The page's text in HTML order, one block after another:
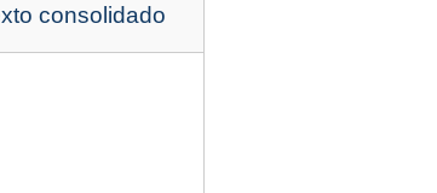
consolidado